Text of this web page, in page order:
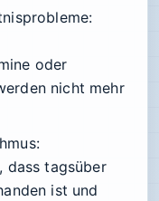
:
oder
nicht mehr
:
dass tagsüber
ist und